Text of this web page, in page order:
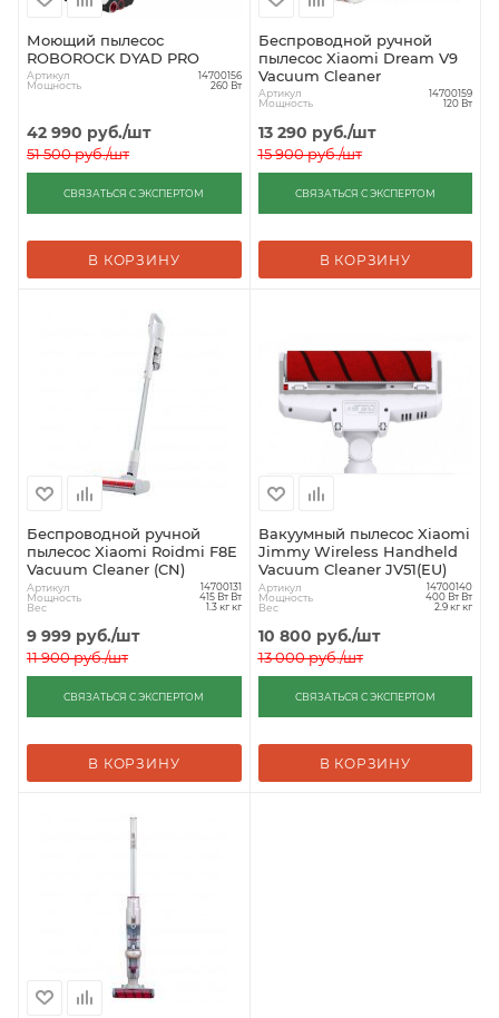
Моющий пылесос
ROBOROCK DYAD PRO
Артикул 14700156
Мощность 260 Вт
42 990 руб./шт
51 500руб./шт
СВЯЗАТЬСЯ С ЭКСПЕРТОМ
В КОРЗИНУ
Беспроводной ручной
пылесос Xiaomi Dream V9
Vacuum Cleaner
Артикул 14700159
Мощность 120 Вт
13 290 руб./шт
15 900руб./шт
СВЯЗАТЬСЯ С ЭКСПЕРТОМ
В КОРЗИНУ
Беспроводной ручной
пылесос Xiaomi Roidmi F8E
Vacuum Cleaner (CN)
Артикул 14700131
Мощность 415 Вт Вт
Вес 1.3 кг кг
9 999 руб./шт
11 900руб./шт
СВЯЗАТЬСЯ С ЭКСПЕРТОМ
В КОРЗИНУ
Вакуумный пылесос Xiaomi
Jimmy Wireless Handheld
Vacuum Cleaner JV51(EU)
Артикул 14700140
Мощность 400 Вт Вт
Вес 2.9 кг кг
10 800 руб./шт
13 000руб./шт
СВЯЗАТЬСЯ С ЭКСПЕРТОМ
В КОРЗИНУ